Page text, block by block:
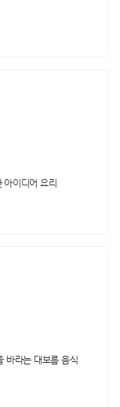
이디어 요리
바라는 대보름 음식